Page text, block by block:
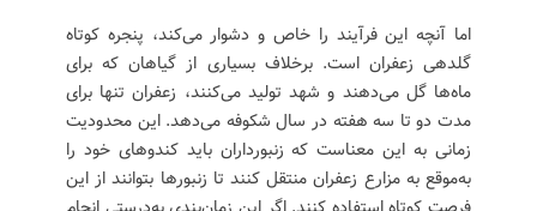
اما آنچه این فرآیند را خاص و دشوار می‌کند، پنجره کوتاه
گلدهی زعفران است. برخلاف بسیاری از گیاهان که برای
ماه‌ها گل می‌دهند و شهد تولید می‌کنند، زعفران تنها برای
مدت دو تا سه هفته در سال شکوفه می‌دهد. این محدودیت
زمانی به این معناست که زنبورداران باید کندوهای خود را
به‌موقع به مزارع زعفران منتقل کنند تا زنبورها بتوانند از این